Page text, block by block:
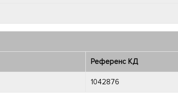
Референс КД
1042876